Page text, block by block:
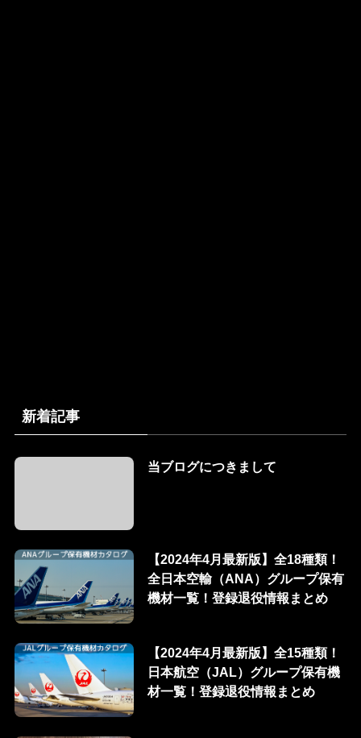
新着記事
当ブログにつきまして
【2024年4月最新版】全18種類！
全日本空輸（ANA）グループ保有
機材一覧！登録退役情報まとめ
【2024年4月最新版】全15種類！
日本航空（JAL）グループ保有機
材一覧！登録退役情報まとめ